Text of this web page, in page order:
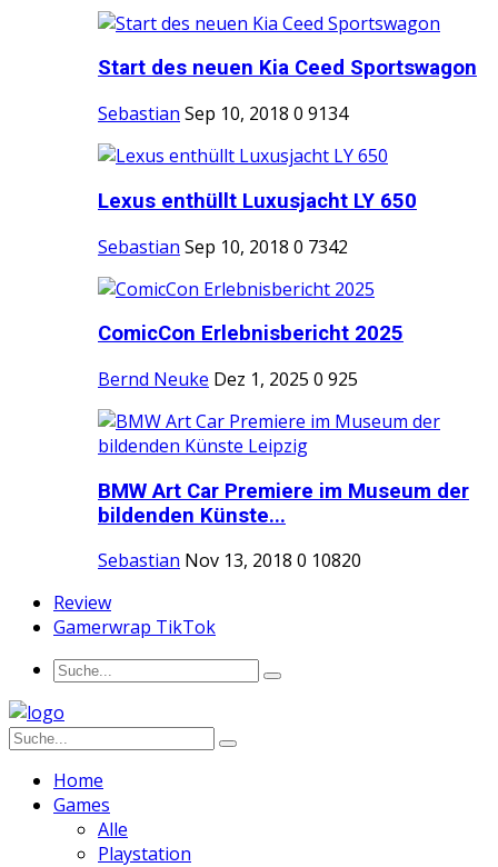
Start des neuen Kia Ceed Sportswagon
Sebastian Sep 10, 2018 0 9134
Lexus enthüllt Luxusjacht LY 650
Sebastian Sep 10, 2018 0 7342
ComicCon Erlebnisbericht 2025
Bernd Neuke Dez 1, 2025 0 925
BMW Art Car Premiere im Museum der
bildenden Künste...
Sebastian Nov 13, 2018 0 10820
Review
Gamerwrap TikTok
Home
Games
Alle
Playstation